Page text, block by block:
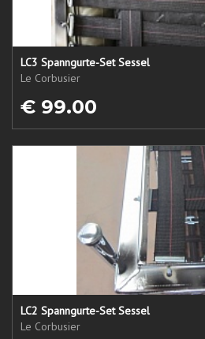
LC3 Spanngurte-Set Sessel
Le Corbusier
€ 99.00
LC2 Spanngurte-Set Sessel
Le Corbusier